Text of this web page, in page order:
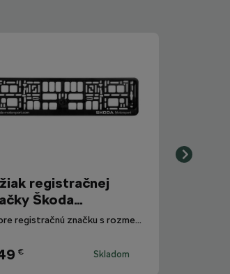
registračnej
Škoda
Iba pre registračnú značku s rozmermi 520 mm x 110 mm.
€ Skladom